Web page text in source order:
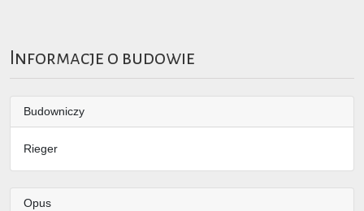
Informacje o budowie
Budowniczy
Rieger
Opus